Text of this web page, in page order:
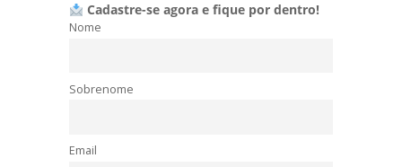
Cadastre-se agora e fique por dentro!
Nome
Sobrenome
Email